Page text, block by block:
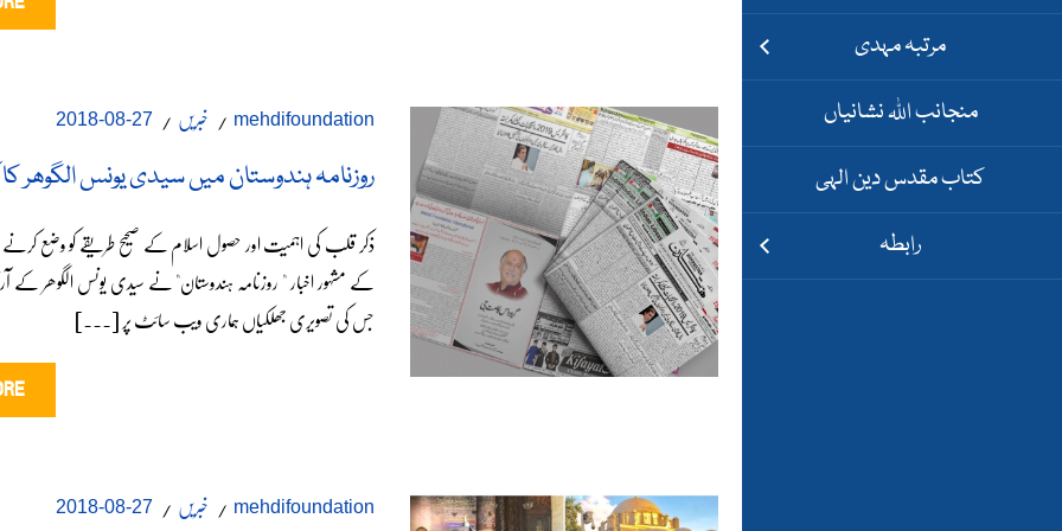
مرتبہ مہدی
منجانب اللہ نشانیاں
کتاب مقدس دین الہی
رابطہ
mehdifoundation خبریں 27-08-2018
روزنامہ ہندوستان میں سیدی یونس الگوھر
ذکر قلب کی اہمیت اور حصول اسلام کے صحیح طریقے کو وضع
کے مشہور اخبار " روزنامہ ہندوستان" نے سیدی یونس الگوھر کے
جس کی تصویری جھلکیاں ہماری ویب سائٹ پر [...]
mehdifoundation خبریں 27-08-2018